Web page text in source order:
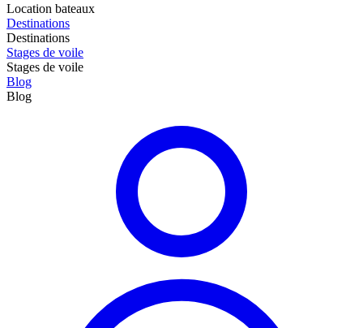
Location bateaux
Destinations
Destinations
Stages de voile
Stages de voile
Blog
Blog